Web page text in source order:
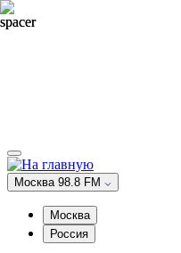
Москва 98.8 FM
Москва
Россия